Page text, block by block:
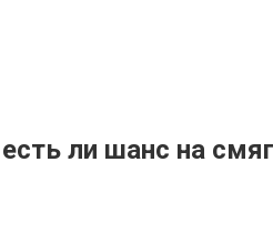
ли шанс на